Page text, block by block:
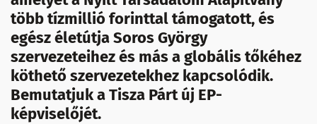
több tízmillió forinttal támogatott, és
egész életútja Soros György
szervezeteihez és más a globális tőkéhez
köthető szervezetekhez kapcsolódik.
Bemutatjuk a Tisza Párt új EP-
képviselőjét.